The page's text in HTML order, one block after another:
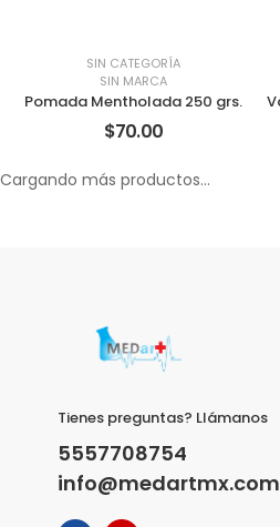
SIN CATEGORÍA
SIN MARCA
Pomada Mentholada 250 grs.
$70.00
Cargando más productos...
Tienes preguntas? Llámanos
5557708754
info@medartmx.com